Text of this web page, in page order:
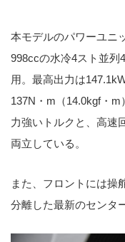
本モデルのパワーユニ
998ccの水冷4スト並列
用。最高出力は
137N・m（14.0kgf・
力強いトルクと、高速
両立している。
また、フロントには操
分離した最新のセンタ